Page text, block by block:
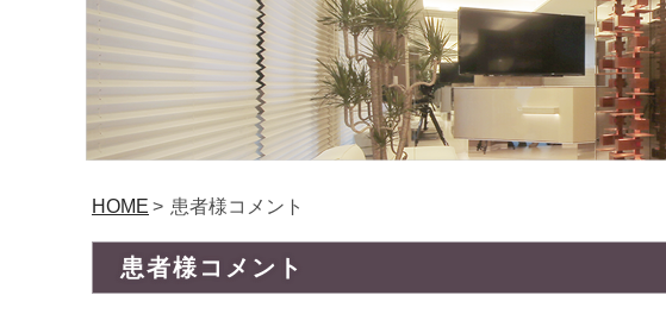
HOME > 患者様コメント
患者様コメント